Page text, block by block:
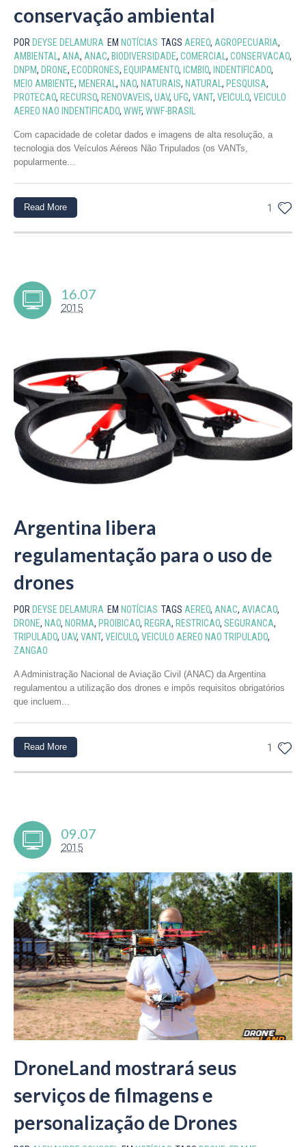
conservação ambiental
POR DEYSE DELAMURA EM NOTÍCIAS TAGS AEREO, AGROPECUARIA,
AMBIENTAL , ANA, ANAC, BIODIVERSIDADE, COMERCIAL , CONSERVACAO,
DNPM, DRONE, ECODRONES, EQUIPAMENTO, ICMBIO, INDENTIFICADO,
MEIO AMBIENTE, MENERAL , NAO, NATURAIS, NATURAL , PESQUISA,
PROTECAO, RECURSO, RENOVAVEIS, UAV, UFG, VANT, VEICULO, VEICULO
AEREO NAO INDENTIFICADO, WWF, WWF-BRASIL
Com capacidade de coletar dados e imagens de alta resolução, a
tecnologia dos Veículos Aéreos Não Tripulados (os VANTs,
popularmente...
1
Read More
16.07
2015
Argentina libera
regulamentação para o uso de
drones
POR DEYSE DELAMURA EM NOTÍCIAS TAGS AEREO, ANAC, AVIACAO,
DRONE, NAO, NORMA, PROIBICAO, REGRA, RESTRICAO, SEGURANCA,
TRIPULADO, UAV, VANT, VEICULO, VEICULO AEREO NAO TRIPULADO,
ZANGAO
A Administração Nacional de Aviação Civil (ANAC) da Argentina
regulamentou a utilização dos drones e impôs requisitos obrigatórios
que incluem...
1
Read More
09.07
2015
DroneLand mostrará seus
serviços de filmagens e
personalização de Drones